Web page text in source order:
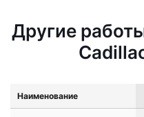
Другие
Наименование